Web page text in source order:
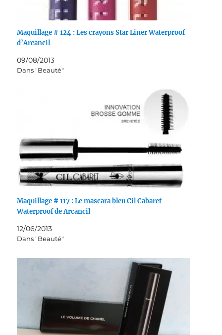
Maquillage # 124 : Les crayons Star Liner Waterproof
d’Arcancil
09/08/2013
Dans "Beauté"
Maquillage # 117 : Le mascara bleu Cil Cabaret
Waterproof de Arcancil
12/06/2013
Dans "Beauté"